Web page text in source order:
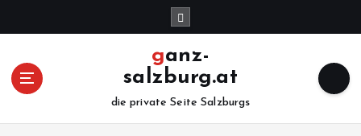
ganz-
salzburg.at
die private Seite Salzburgs